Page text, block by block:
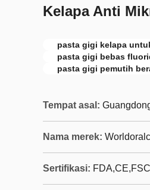
Kelapa Anti
pasta gigi kelapa
pasta gigi bebas
pasta gigi pemutih
Tempat asal:
Nama merek:
Sertifikasi: